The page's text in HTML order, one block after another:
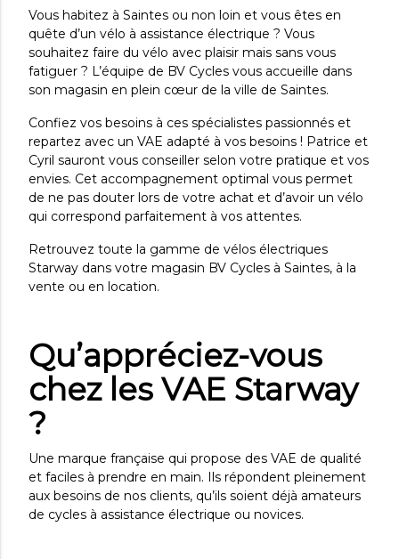
Vous habitez à Saintes ou non loin et vous êtes en
quête d’un vélo à assistance électrique ? Vous
souhaitez faire du vélo avec plaisir mais sans vous
fatiguer ? L’équipe de BV Cycles vous accueille dans
son magasin en plein cœur de la ville de Saintes.
Confiez vos besoins à ces spécialistes passionnés et
repartez avec un VAE adapté à vos besoins ! Patrice et
Cyril sauront vous conseiller selon votre pratique et vos
envies. Cet accompagnement optimal vous permet
de ne pas douter lors de votre achat et d’avoir un vélo
qui correspond parfaitement à vos attentes.
Retrouvez toute la gamme de vélos électriques
Starway dans votre magasin BV Cycles à Saintes, à la
vente ou en location.
Qu’appréciez-vous
chez les VAE Starway
?
Une marque française qui propose des VAE de qualité
et faciles à prendre en main. Ils répondent pleinement
aux besoins de nos clients, qu’ils soient déjà amateurs
de cycles à assistance électrique ou novices.